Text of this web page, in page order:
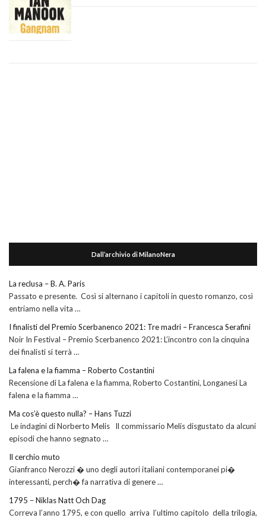
Dall’archivio di MilanoNera
La reclusa – B. A. Paris
Passato e presente. Così si alternano i capitoli in questo romanzo, così
entriamo nella vita …
I finalisti del Premio Scerbanenco 2021: Tre madri – Francesca Serafini
Noir In Festival – Premio Scerbanenco 2021: L’incontro con la cinquina
dei finalisti si terrà …
La falena e la fiamma – Roberto Costantini
Recensione di La falena e la fiamma, Roberto Costantini, Longanesi La
falena e la fiamma …
Ma cos’è questo nulla? – Hans Tuzzi
Le indagini di Norberto Melis Il commissario Melis disgustato da alcuni
episodi che hanno segnato …
Il cerchio muto
Gianfranco Nerozzi � uno degli autori italiani contemporanei pi�
interessanti, perch� fa narrativa di genere …
1795 – Niklas Natt Och Dag
Correva l’anno 1795, e con quello arriva l’ultimo capitolo della trilogia,